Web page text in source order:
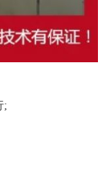
;